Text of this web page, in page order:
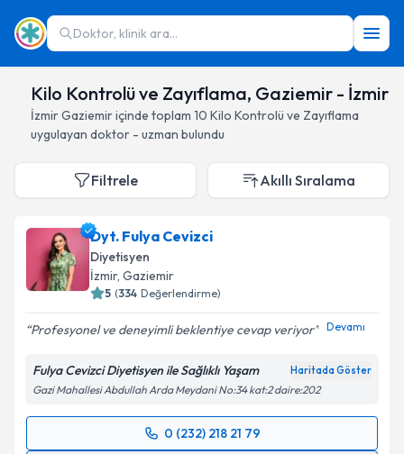
Doktor, klinik ara...
Kilo Kontrolü ve Zayıflama, Gaziemir - İzmir
İzmirGaziemiriçinde toplam 10 Kilo Kontrolü ve Zayıflama
uygulayan doktor - uzman bulundu
Filtrele Akıllı Sıralama
Dyt. Fulya Cevizci
Diyetisyen
İzmir, Gaziemir
5 (334 Değerlendirme)
Profesyonel ve deneyimli beklentiye cevap veriyor Devamı
Fulya Cevizci Diyetisyen ile Sağlıklı Yaşam Haritada Göster
Gazi Mahallesi Abdullah Arda Meydani No:34 kat:2 daire:202
0 (232) 218 21 79
Randevu Takvimi Talebi